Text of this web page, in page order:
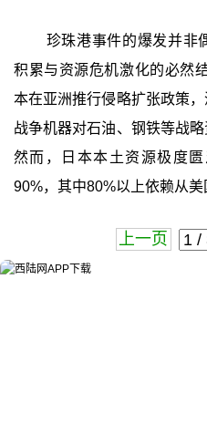
珍珠港事件的爆发并非
积累与资源危机激化的必然
本在亚洲推行侵略扩张政策
战争机器对石油、钢铁等战
然而，日本本土资源极度
90%，其中80%以上依赖从美
上一页